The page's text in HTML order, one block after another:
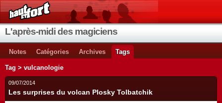
L'après-midi des magiciens
Notes Catégories Archives Tags
Tag > vulcanologie
09/07/2014
Les surprises du volcan Plosky Tolbatchik